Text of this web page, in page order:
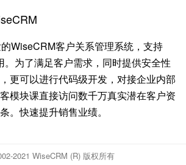
WiseCRM客户关系管理系统，支持
。为了满足客户需求，同时提供安全性
更可以进行代码级开发，对接企业内部
模块课直接访问数千万真实潜在客户资
。快速提升销售业绩。
2021 WiseCRM (R) 版权所有